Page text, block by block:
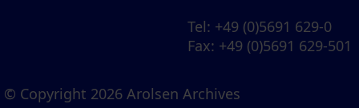
Tel: +49 (0)5691 629-0
Fax: +49 (0)5691 629-501
© Copyright 2026 Arolsen Archives